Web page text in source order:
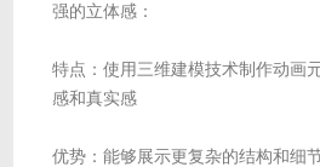
强的立体感：
特点：使用三维建模技术制作动画
感和真实感
优势：能够展示更复杂的结构和细